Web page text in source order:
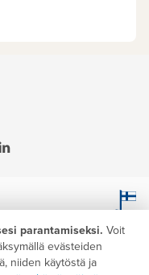
parantamiseksi. Voit
evästeiden
niiden käytöstä ja